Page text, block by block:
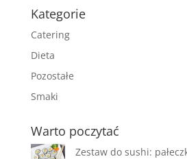
Kategorie
Catering
Dieta
Pozostałe
Smaki
Warto poczytać
Zestaw do sushi: